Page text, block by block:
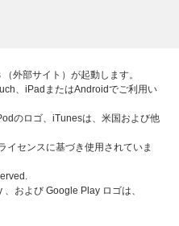
外部サイト）が起動します。
、iPadまたはAndroidでご利用い
のロゴ、iTunesは、米国および他
イセンスに基づき使用されていま
および Google Play ロゴは、